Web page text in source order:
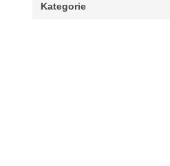
Kategorie